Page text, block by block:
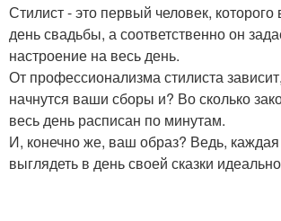
Стилист - это первый человек, которого
день свадьбы, а соответственно он
настроение на весь день.
От профессионализма стилиста
начнутся ваши сборы и? Во сколько
весь день расписан по минутам.
И, конечно же, ваш образ? Ведь, каждая
выглядеть в день своей сказки